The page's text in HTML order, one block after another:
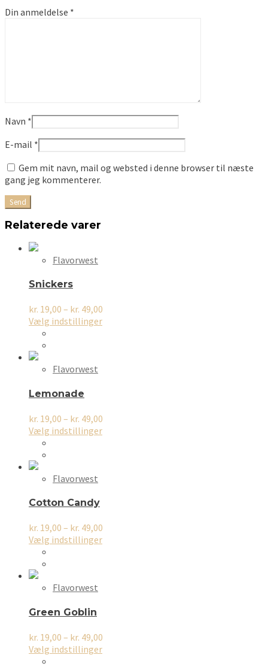
Din anmeldelse *
Navn *
E-mail *
Gem mit navn, mail og websted i denne browser til næste
gang jeg kommenterer.
Relaterede varer
Flavorwest
Snickers
kr. 19,00 – kr. 49,00
Vælg indstillingerDette
på
varesiden
Flavorwest
Lemonade
kr. 19,00 – kr. 49,00
Vælg indstillingerDette
på
varesiden
Flavorwest
Cotton Candy
kr. 19,00 – kr. 49,00
Vælg indstillingerDette
på
varesiden
Flavorwest
Green Goblin
kr. 19,00 – kr. 49,00
Vælg indstillingerDette